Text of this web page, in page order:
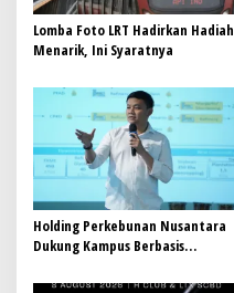
Lomba Foto LRT Hadirkan Hadiah
Menarik, Ini Syaratnya
Holding Perkebunan Nusantara
Dukung Kampus Berbasis
Jadi Mahasiswa Angkatan